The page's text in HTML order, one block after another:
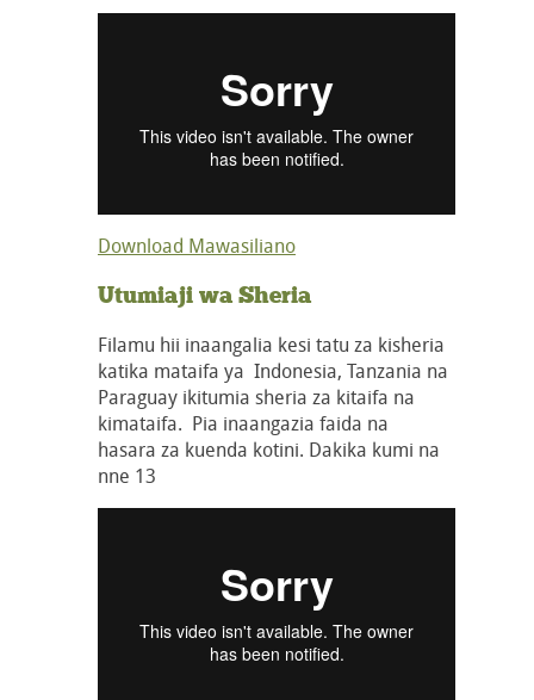
Download Mawasiliano
Utumiaji wa Sheria
Filamu hii inaangalia kesi tatu za kisheria
katika mataifa ya Indonesia, Tanzania na
Paraguay ikitumia sheria za kitaifa na
kimataifa. Pia inaangazia faida na
hasara za kuenda kotini. Dakika kumi na
nne 13